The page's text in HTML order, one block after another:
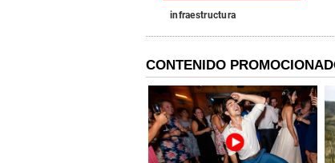
infraestructura